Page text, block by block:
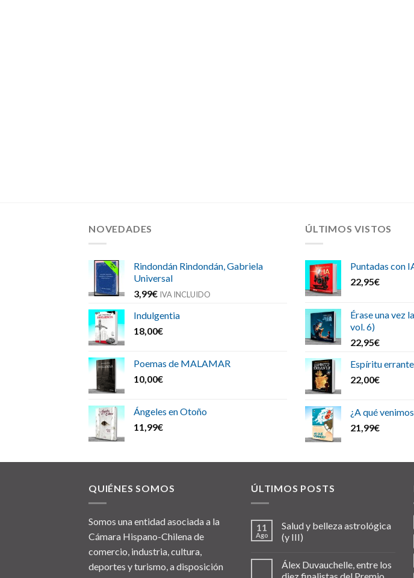
NOVEDADES
Rindondán Rindondán, Gabriela
Universal
3,99€ IVA INCLUIDO
Indulgentia
18,00€
Poemas de MALAMAR
10,00€
Ángeles en Otoño
11,99€
ÚLTIMOS VISTOS
Puntadas con
22,95€
Érase una vez
vol. 6)
22,95€
Espíritu errante
22,00€
¿A qué
21,99€
QUIÉNES SOMOS
Somos una entidad asociada a la
Cámara Hispano-Chilena de
comercio, industria, cultura,
deportes y turismo, a disposición
ÚLTIMOS POSTS
11
Ago
Salud y belleza astrológica
(y III)
Álex Duvauchelle, entre los
diez finalistas del Premio